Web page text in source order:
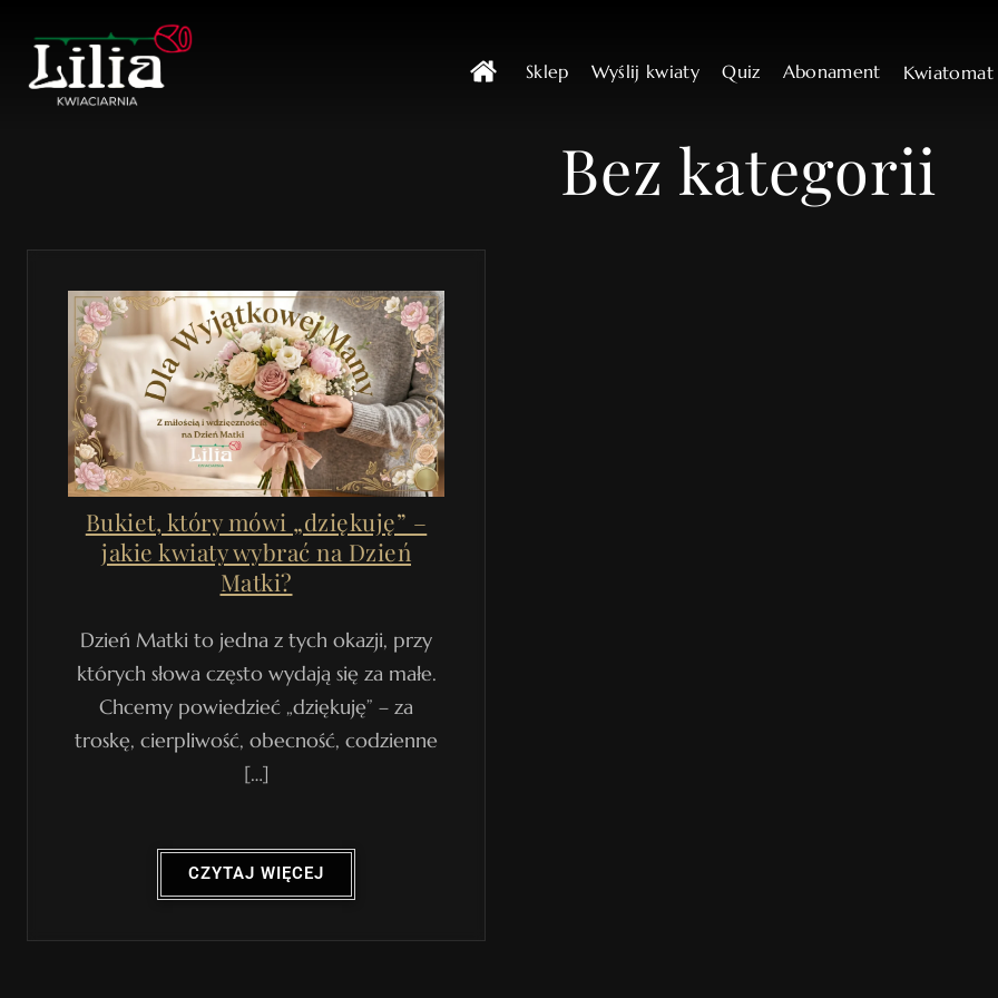
Sklep Wyślij kwiaty Quiz Abonament Kwiatomat
Bez kategorii
Bukiet, który mówi „dziękuję” –
jakie kwiaty wybrać na Dzień
Matki?
Dzień Matki to jedna z tych okazji, przy
których słowa często wydają się za małe.
Chcemy powiedzieć „dziękuję” – za
troskę, cierpliwość, obecność, codzienne
[…]
CZYTAJ WIĘCEJ